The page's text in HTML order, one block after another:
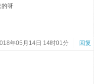
的呀
回复
年05月14日 14时01分